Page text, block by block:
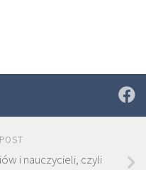
i nauczycieli, czyli